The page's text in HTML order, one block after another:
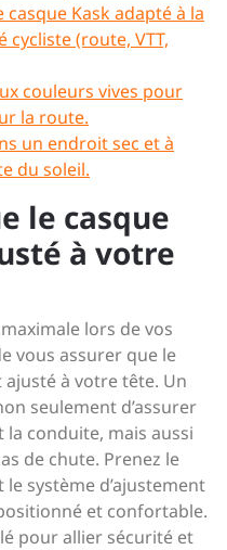
Kask adapté à la
(route, VTT,
couleurs vives pour
la route.
un endroit sec et à
du soleil.
le casque
à votre
lors de vos
vous assurer que le
à votre tête. Un
seulement d’assurer
conduite, mais aussi
de chute. Prenez le
système d’ajustement
et confortable.
pour allier sécurité et